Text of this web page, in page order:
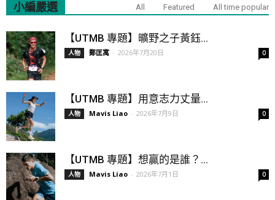
小編嚴選 All Featured All time popular
【UTMB 專題】曠野之子黃鈺...
人物 鄭匡寓 - 2026年7月20日 0
【UTMB 專題】用意志力丈量...
人物 Mavis Liao - 2026年7月9日 0
【UTMB 專題】想贏的是誰？...
人物 Mavis Liao - 2026年7月1日 0